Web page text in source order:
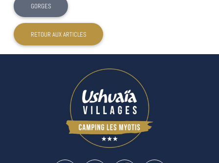
GORGES
RETOUR AUX ARTICLES